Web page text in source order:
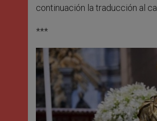
continuación la traducción al
***